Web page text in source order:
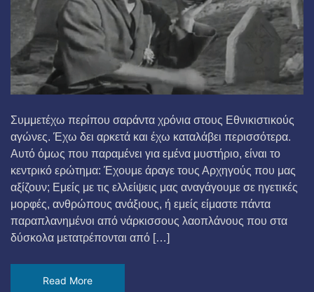
Συμμετέχω περίπου σαράντα χρόνια στους Εθνικιστικούς
αγώνες. Έχω δει αρκετά και έχω καταλάβει περισσότερα.
Αυτό όμως που παραμένει για εμένα μυστήριο, είναι το
κεντρικό ερώτημα: Έχουμε άραγε τους Αρχηγούς που μας
αξίζουν; Εμείς με τις ελλείψεις μας αναγάγουμε σε ηγετικές
μορφές, ανθρώπους ανάξιους, ή εμείς είμαστε πάντα
παραπλανημένοι από νάρκισσους λαοπλάνους που στα
δύσκολα μετατρέπονται από […]
Read More